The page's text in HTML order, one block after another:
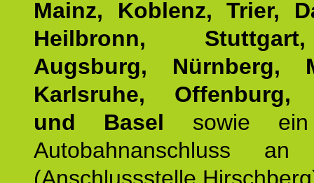
Mainz, Koblenz, Trier,
Heilbronn,
Augsburg, Nürnberg,
Karlsruhe, Offenburg,
und Basel sowie ein
Autobahnanschluss